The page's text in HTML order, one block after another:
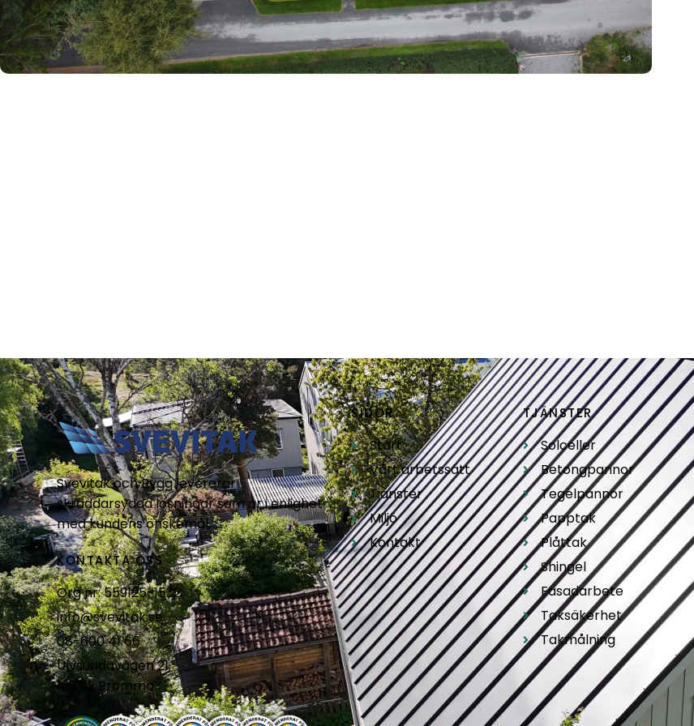
Svevitak och Bygg levererar
skräddarsydda lösningar som är i enlighet
med kundens önskemål.
KONTAKTA OSS
Org nr: 559125-1532
info@svevitak.se
08-600 41 66
Ulvsundavägen 21,
167 32 Bromma
SIDOR
Start
Vårt arbetssätt
Tjänster
Miljö
Kontakt
TJÄNSTER
Solceller
Betongpannor
Tegelpannor
Papptak
Plåttak
Shingel
Fasadarbete
Taksäkerhet
Takmålning